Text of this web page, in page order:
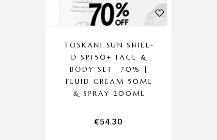
TOSKANI SUN SHIEL-
D SPF50+ FACE &
BODY SET -70% |
FLUID CREAM 50ML
& SPRAY 200ML
€54.30